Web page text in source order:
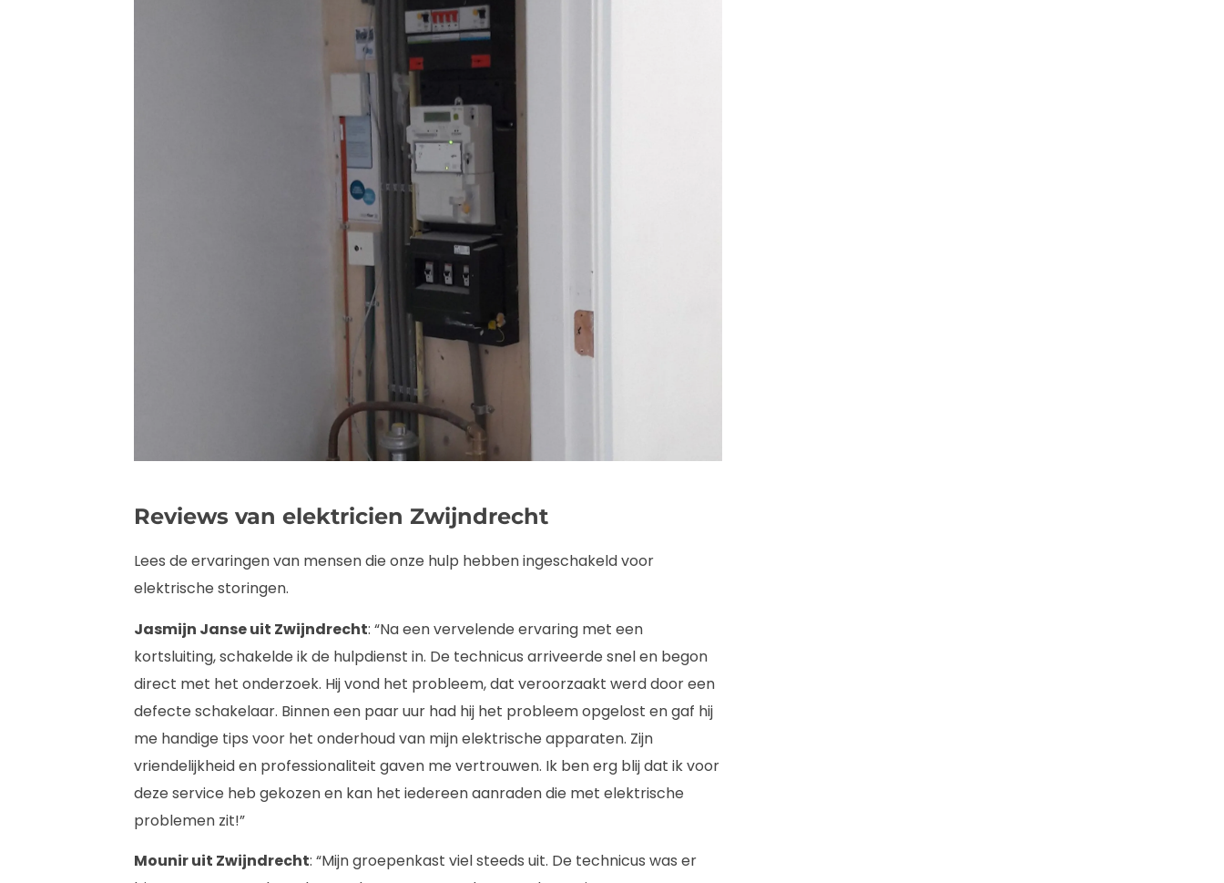
Reviews van elektricien Zwijndrecht
Lees de ervaringen van mensen die onze hulp hebben ingeschakeld voor
elektrische storingen.
Jasmijn Janse uit Zwijndrecht: “Na een vervelende ervaring met een
kortsluiting, schakelde ik de hulpdienst in. De technicus arriveerde snel en begon
direct met het onderzoek. Hij vond het probleem, dat veroorzaakt werd door een
defecte schakelaar. Binnen een paar uur had hij het probleem opgelost en gaf hij
me handige tips voor het onderhoud van mijn elektrische apparaten. Zijn
vriendelijkheid en professionaliteit gaven me vertrouwen. Ik ben erg blij dat ik voor
deze service heb gekozen en kan het iedereen aanraden die met elektrische
problemen zit!”
Mounir uit Zwijndrecht: “Mijn groepenkast viel steeds uit. De technicus was er